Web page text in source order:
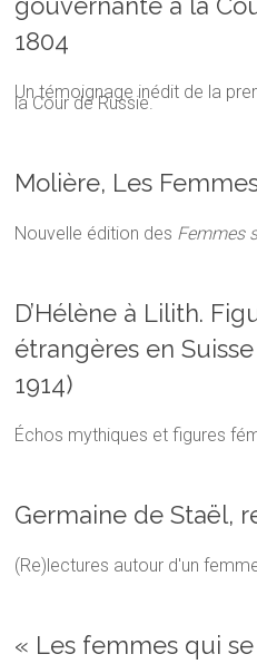
1804
Un témoignage inédit de la
la Cour de Russie.
Molière, Les
Nouvelle édition des Femmes
D’Hélène à Lilith.
étrangères en
1914)
Échos mythiques et figures
Germaine de Staël,
(Re)lectures autour d'un
« Les femmes qui